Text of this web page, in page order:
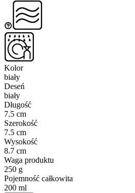
Kolor
biały
Deseń
biały
Długość
7.5 cm
Szerokość
7.5 cm
Wysokość
8.7 cm
Waga produktu
250 g
Pojemność całkowita
200 ml